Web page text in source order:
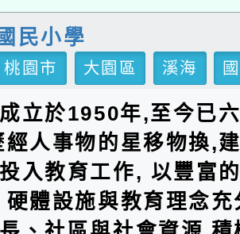
國民小學
桃園市 大園區 溪海
立於1950年,至今已
經人事物的星移物換,
入教育工作, 以豐富
硬體設施與教育理念